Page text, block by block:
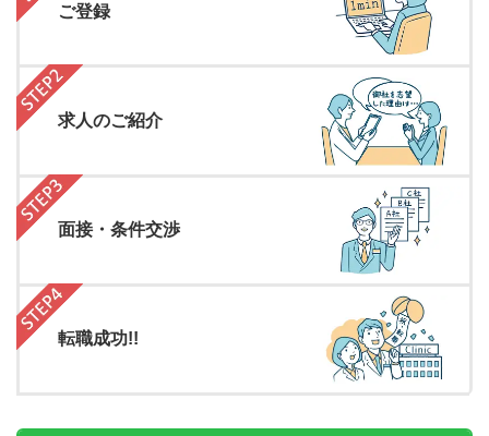
ご登録
求人のご紹介
面接・条件交渉
転職成功!!